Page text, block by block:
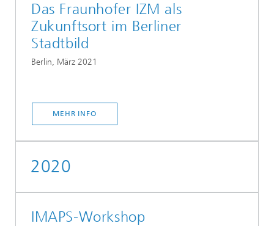
Das Fraunhofer IZM als
Zukunftsort im Berliner
Stadtbild
Berlin, März 2021
MEHR INFO
2020
IMAPS-Workshop